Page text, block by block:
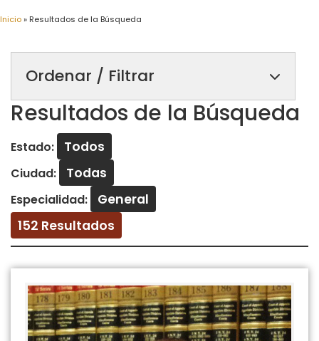
Inicio» Resultados de la Búsqueda
Ordenar / Filtrar
Resultados de la Búsqueda
Estado: Todos
Ciudad: Todas
Especialidad:
General
152 Resultados